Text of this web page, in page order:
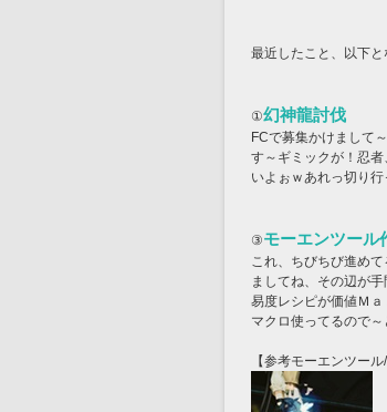
最近したこと、以下
①幻神龍討伐
FCで募集かけまして
す～ギミックが！忍
いよぉｗあれっ切り
③モーエンツール
これ、ちびちび進め
ましてね、その辺が
易度レシピが価値Ｍ
マクロ使ってるので
【参考モーエンツール/